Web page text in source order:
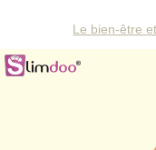
Le bien-être